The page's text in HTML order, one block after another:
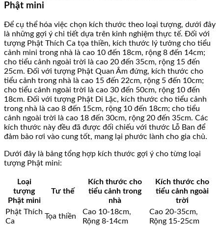
Phật mini
Để cụ thể hóa việc chọn kích thước theo loại tượng, dưới đây
là những gợi ý chi tiết dựa trên kinh nghiệm thực tế. Đối với
tượng Phật Thích Ca tọa thiền, kích thước lý tưởng cho tiểu
cảnh mini trong nhà là cao 10 đến 18cm, rộng 8 đến 14cm;
cho tiểu cảnh ngoài trời là cao 20 đến 35cm, rộng 15 đến
25cm. Đối với tượng Phật Quan Âm đứng, kích thước cho
tiểu cảnh trong nhà là cao 15 đến 22cm, rộng 5 đến 10cm;
cho tiểu cảnh ngoài trời là cao 30 đến 50cm, rộng 10 đến
18cm. Đối với tượng Phật Di Lặc, kích thước cho tiểu cảnh
trong nhà là cao 8 đến 15cm, rộng 10 đến 18cm; cho tiểu
cảnh ngoài trời là cao 18 đến 30cm, rộng 20 đến 35cm. Các
kích thước này đều đã được đối chiếu với thước Lỗ Ban để
đảm bảo rơi vào cung tốt, mang lại phước lành cho gia chủ.
Dưới đây là bảng tổng hợp kích thước gợi ý cho từng loại
tượng Phật mini:
Loại
tượng
Phật mini
Tư thế
Kích thước cho
tiểu cảnh trong
nhà
Kích thước cho
tiểu cảnh ngoài
trời
Phật Thích
Ca
Tọa thiền
Cao 10-18cm,
Rộng 8-14cm
Cao 20-35cm,
Rộng 15-25cm